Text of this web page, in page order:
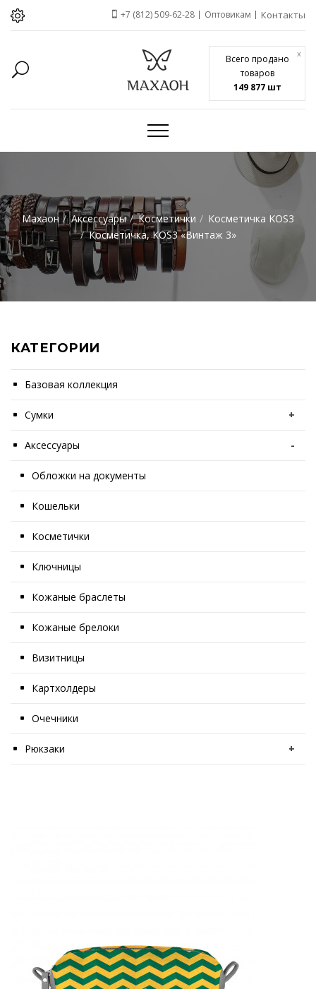
Всего продано
товаров
149 877 шт
x
+7 (812) 509-62-28 Оптовикам Контакты
Махаон Аксессуары Косметички
Косметичка KOS3
Косметичка, KOS3 «Винтаж 3»
КАТЕГОРИИ
Базовая коллекция
Сумки +
Аксессуары -
Обложки на документы
Кошельки
Косметички
Ключницы
Кожаные браслеты
Кожаные брелоки
Визитницы
Картхолдеры
Очечники
Рюкзаки +